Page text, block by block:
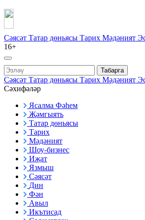
Сәясәт Татар дөньясы Тарих Мәдәният
16+
Табарга
Сәясәт Татар дөньясы Тарих Мәдәният
Сәхифәләр
Ясалма Фәһем
Җәмгыять
Татар дөньясы
Тарих
Мәдәният
Шоу-бизнес
Иҗат
Язмыш
Сәясәт
Дин
Фән
Авыл
Икътисад